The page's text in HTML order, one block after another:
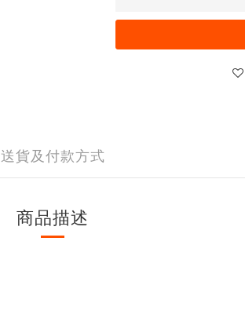
送貨及付款方式
商品描述